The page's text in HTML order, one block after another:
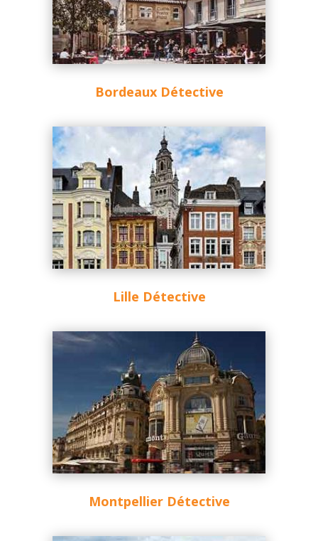
Bordeaux Détective
Lille Détective
Montpellier Détective